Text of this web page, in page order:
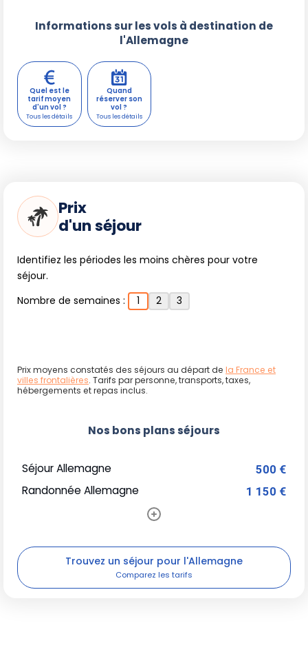
Informations sur les vols à destination de
l'Allemagne
Quel est le
tarif moyen
d'un vol ?
Quand
réserver son
vol ?
Prix
d'un séjour
Identifiez les périodes les moins chères pour votre
séjour.
Nombre de semaines :
1 2 3
Prix moyens constatés des séjours au départ de la France et
villes frontalières. Tarifs par personne, transports, taxes,
hébergements et repas inclus.
Nos bons plans séjours
Séjour Allemagne 500 €
Randonnée Allemagne 1 150 €
Trouvez un séjour pour l'Allemagne